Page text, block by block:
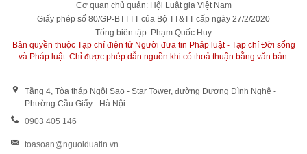
Cơ quan chủ quản: Hội Luật gia Việt Nam
Giấy phép số 80/GP-BTTTT của Bộ TT&TT cấp ngày 27/2/2020
Tổng biên tập: Phạm Quốc Huy
Bản quyền thuộc Tạp chí điện tử Người đưa tin Pháp luật - Tạp chí Đời sống
và Pháp luật. Chỉ được phép dẫn nguồn khi có thoả thuận bằng văn bản.
Tầng 4, Tòa tháp Ngôi Sao - Star Tower, đường Dương Đình Nghệ -
Phường Cầu Giấy - Hà Nội
0903 405 146
toasoan@nguoiduatin.vn